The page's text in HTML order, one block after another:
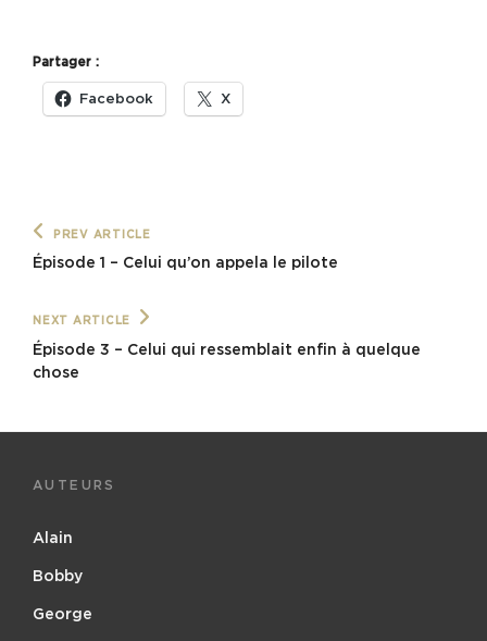
Partager :
Facebook X
Navigation
de
Previous
Post
PREV ARTICLE
Épisode 1 – Celui qu’on appela le pilote
Next
Post
NEXT ARTICLE
Épisode 3 – Celui qui ressemblait enfin à quelque
chose
AUTEURS
Alain
Bobby
George